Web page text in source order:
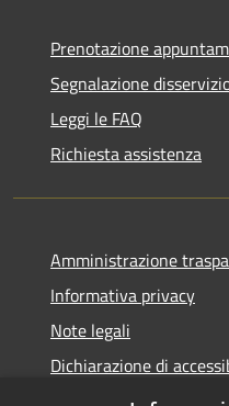
Prenotazione
Segnalazione
Leggi le FAQ
Richiesta assistenza
Amministrazione
Informativa privacy
Note legali
Dichiarazione di